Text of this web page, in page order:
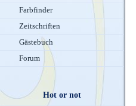
Farbfinder
Zeitschriften
Gästebuch
Forum
Hot or not